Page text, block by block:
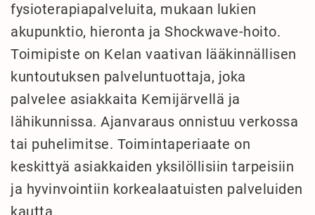
fysioterapiapalveluita, mukaan lukien
akupunktio, hieronta ja Shockwave-hoito.
Toimipiste on Kelan vaativan lääkinnällisen
kuntoutuksen palveluntuottaja, joka
palvelee asiakkaita Kemijärvellä ja
lähikunnissa. Ajanvaraus onnistuu verkossa
tai puhelimitse. Toimintaperiaate on
keskittyä asiakkaiden yksilöllisiin tarpeisiin
ja hyvinvointiin korkealaatuisten palveluiden
kautta.